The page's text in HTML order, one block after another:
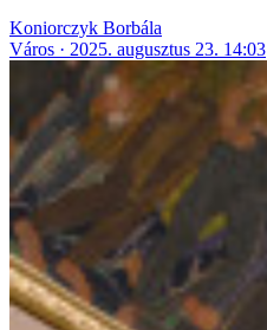
Koniorczyk Borbála
Város
2025. augusztus 23. 14:03